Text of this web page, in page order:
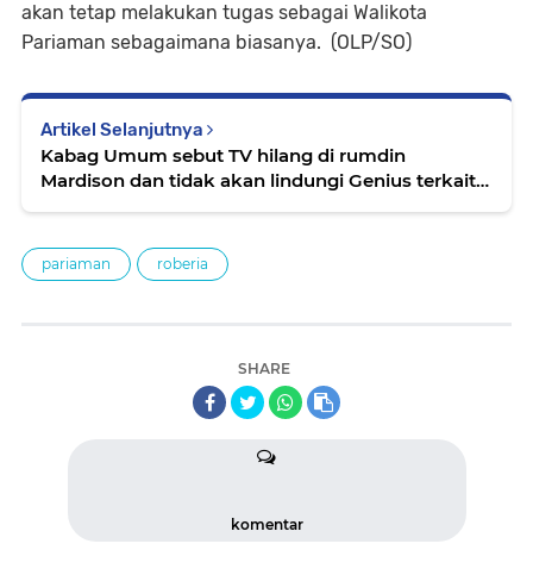
akan tetap melakukan tugas sebagai Walikota
Pariaman sebagaimana biasanya. (OLP/SO)
Artikel Selanjutnya
Kabag Umum sebut TV hilang di rumdin
Mardison dan tidak akan lindungi Genius terkait
pariaman roberia
SHARE
komentar